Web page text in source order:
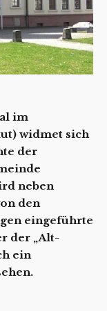
im
widmet sich
der
neben
den
eingeführte
der „Alt-
ein